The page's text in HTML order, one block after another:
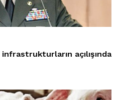
açılışında